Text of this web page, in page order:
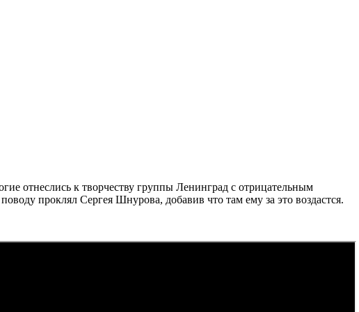
отнеслись к творчеству группы Ленинград с отрицательным
проклял Сергея Шнурова, добавив что там ему за это воздастся.